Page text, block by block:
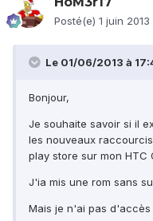
Posté(e) 1 juin 2013
Le 01/06/2013 à
Bonjour,
Je souhaite savoir si il
les nouveaux
play store sur mon HTC
J'ia mis une rom sans
Mais je n'ai pas